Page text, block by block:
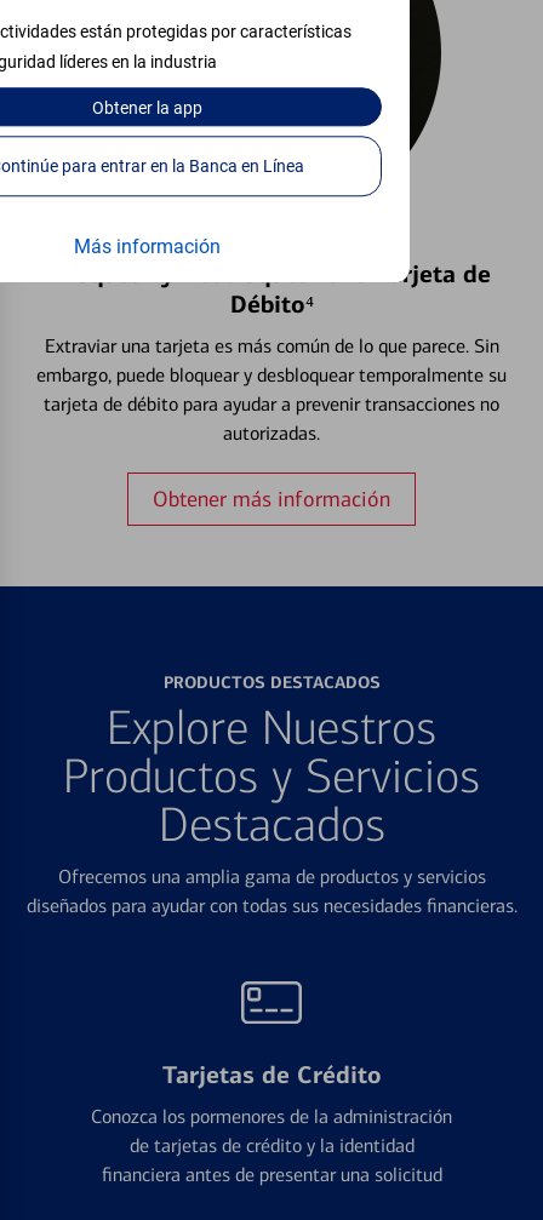
están protegidas por características
líderes en la industria
Obtenerla app
Continúe para entrar en la Banca en Línea
Más información
Bloquear y Desbloquear una Tarjeta de
Débito⁴
Extraviar una tarjeta es más común de lo que parece. Sin
embargo, puede bloquear y desbloquear temporalmente su
tarjeta de débito para ayudar a prevenir transacciones no
autorizadas.
Obtener más información
PRODUCTOS DESTACADOS
Explore Nuestros
Productos y Servicios
Destacados
Ofrecemos una amplia gama de productos y servicios
diseñados para ayudar con todas sus necesidades financieras.
Tarjetas de Crédito
Conozca los pormenores de la administración
de tarjetas de crédito y la identidad
financiera antes de presentar una solicitud